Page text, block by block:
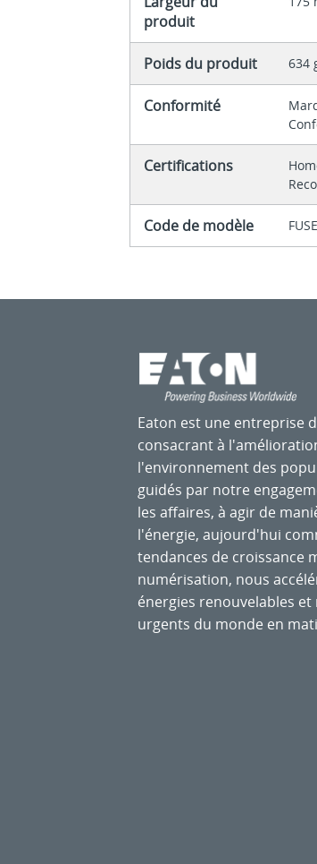
produit
Poids du produit 634
Conformité
Certifications
Code de modèle
Eaton est une entreprise
consacrant à
l'environnement des
guidés par notre
les affaires, à agir de
l'énergie, aujourd'hui
tendances de croissance
numérisation, nous
énergies renouvelables
urgents du monde en